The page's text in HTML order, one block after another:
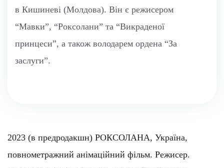
повнометражний анімаційний фільм. Режисер.
2020-2023 ТОТО, Україна, анімаційний серіал.
Продюсер. Режисер. 2 сезони.
МАВКА
2013 ПІОНЕРСЬКИЙ КВАРТАЛ, Україна,
короткометражний комерційний анімаційний фільм